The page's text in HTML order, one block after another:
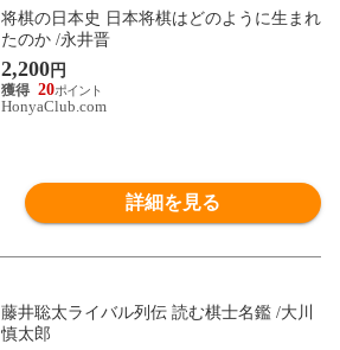
将棋の日本史 日本将棋はどのように生まれ
たのか /永井晋
2,200円
20
HonyaClub.com
詳細を見る
藤井聡太ライバル列伝 読む棋士名鑑 /大川
慎太郎